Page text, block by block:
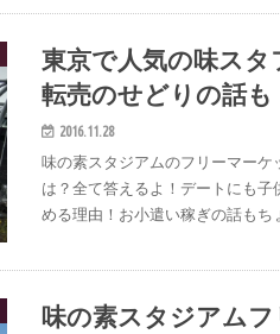
東京で人気の味ス
転売のせどりの話も
2016.11.28
味の素スタジアムのフリーマー
は？全て答えるよ！デートにも
める理由！お小遣い稼ぎの話もち
味の素スタジアム